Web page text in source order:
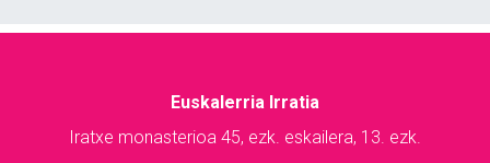
Euskalerria Irratia
Iratxe monasterioa 45, ezk. eskailera, 13. ezk.